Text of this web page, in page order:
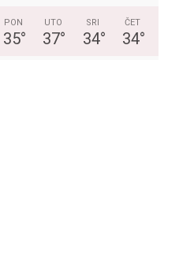
PON
35°
UTO
37°
SRI
34°
ČET
34°